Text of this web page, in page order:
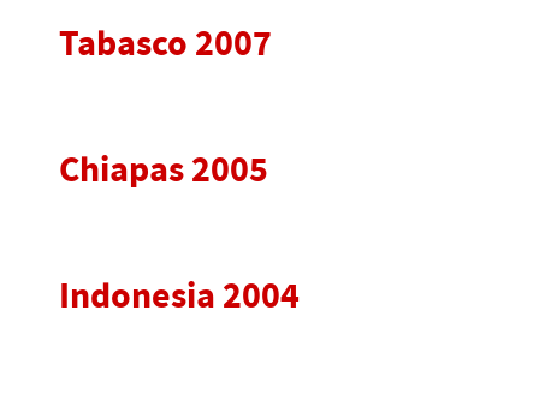
Tabasco 2007
Chiapas 2005
Indonesia 2004